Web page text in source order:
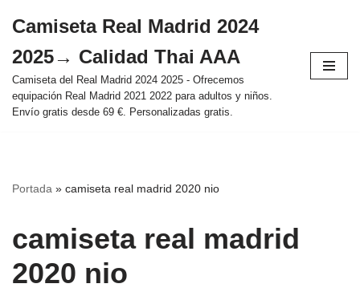
al
contenido
Camiseta Real Madrid 2024
2025→ Calidad Thai AAA
Camiseta del Real Madrid 2024 2025 - Ofrecemos
equipación Real Madrid 2021 2022 para adultos y niños.
Envío gratis desde 69 €. Personalizadas gratis.
Portada » camiseta real madrid 2020 nio
camiseta real madrid
2020 nio